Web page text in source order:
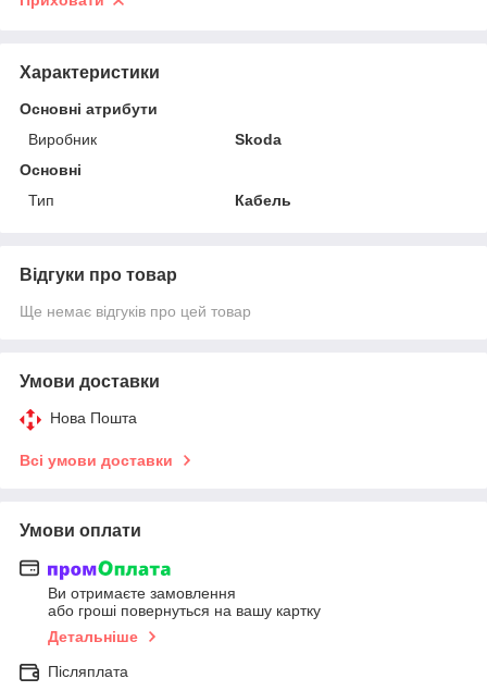
Характеристики
Основні атрибути
Виробник
Skoda
Основні
Тип
Кабель
Відгуки про товар
Ще немає відгуків про цей товар
Умови доставки
Нова Пошта
Всі умови доставки
Умови оплати
Ви отримаєте замовлення
або гроші повернуться на вашу картку
Детальніше
Післяплата